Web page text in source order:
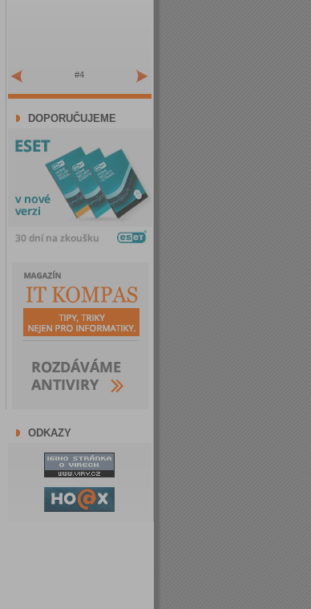
#4
DOPORUČUJEME
ODKAZY